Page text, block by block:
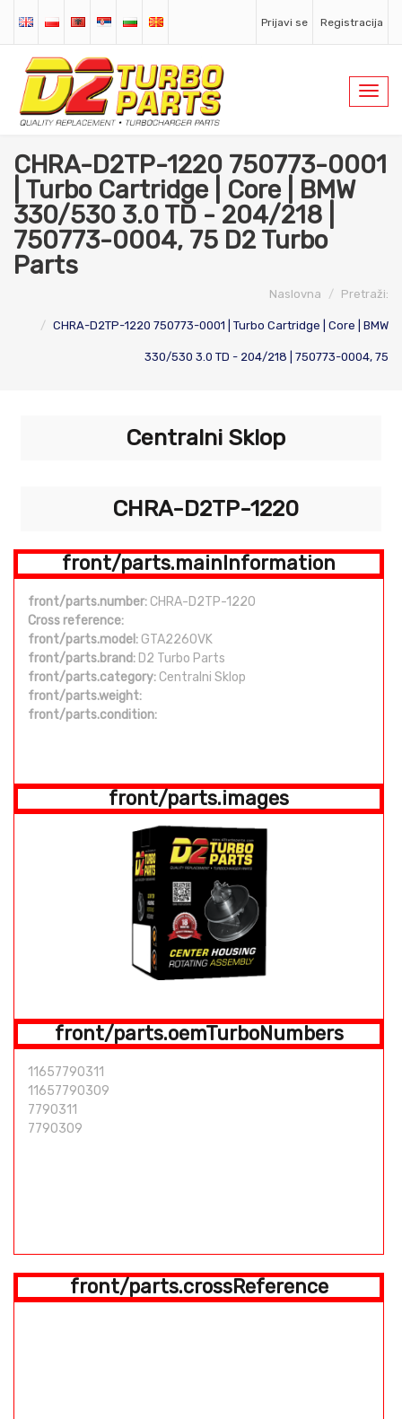
Prijavi se Registracija
CHRA-D2TP-1220 750773-0001
| Turbo Cartridge | Core | BMW
330/530 3.0 TD - 204/218 |
750773-0004, 75 D2 Turbo
Parts
Naslovna Pretraži:
CHRA-D2TP-1220 750773-0001 | Turbo Cartridge | Core | BMW
330/530 3.0 TD - 204/218 | 750773-0004, 75
Centralni Sklop
CHRA-D2TP-1220
front/parts.mainInformation
front/parts.number: CHRA-D2TP-1220
Cross reference:
front/parts.model: GTA2260VK
front/parts.brand: D2 Turbo Parts
front/parts.category: Centralni Sklop
front/parts.weight:
front/parts.condition:
front/parts.images
front/parts.oemTurboNumbers
11657790311
11657790309
7790311
7790309
front/parts.crossReference